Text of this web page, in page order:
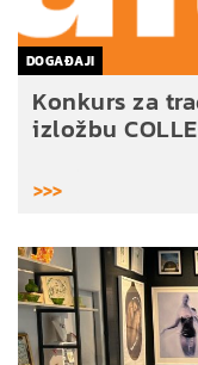
DOGAĐAJI
Konkurs za
izložbu
>>>